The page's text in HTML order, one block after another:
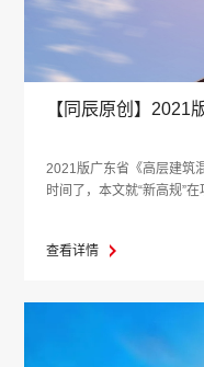
【同辰原创】2021
2021版广东省《高层建筑
时间了，本文就“新高规”在
查看详情